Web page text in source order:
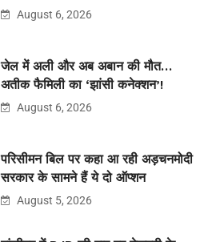
August 6, 2026
जेल में अली और अब अबान की मौत…
अतीक फैमिली का ‘झांसी कनेक्शन’!
August 6, 2026
परिसीमन बिल पर कहा आ रही अड़चनमोदी
सरकार के सामने हैं ये दो ऑप्शन
August 5, 2026